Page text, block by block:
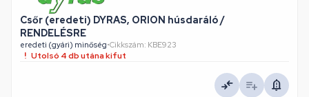
Csőr (eredeti) DYRAS, ORION húsdaráló /
RENDELÉSRE
eredeti (gyári) minőség•Cikkszám: KBE923
Utolsó 4 db utána kifut